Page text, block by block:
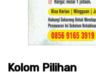
Kolom Pilihan